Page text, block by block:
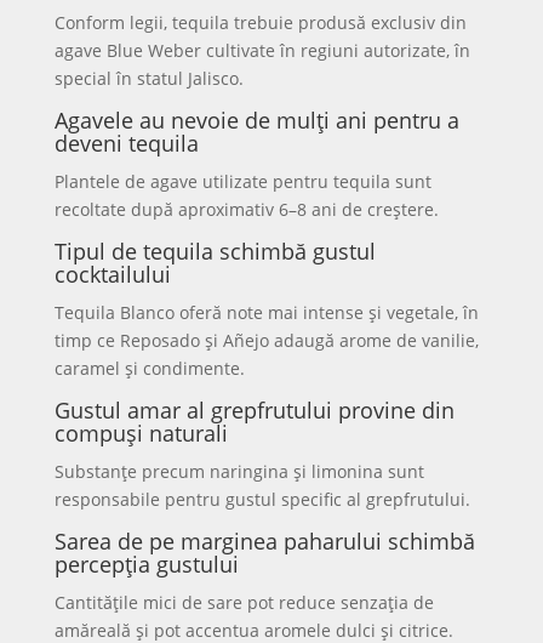
Conform legii, tequila trebuie produsă exclusiv din
agave Blue Weber cultivate în regiuni autorizate, în
special în statul Jalisco.
Agavele au nevoie de mulți ani pentru a
deveni tequila
Plantele de agave utilizate pentru tequila sunt
recoltate după aproximativ 6–8 ani de creștere.
Tipul de tequila schimbă gustul
cocktailului
Tequila Blanco oferă note mai intense și vegetale, în
timp ce Reposado și Añejo adaugă arome de vanilie,
caramel și condimente.
Gustul amar al grepfrutului provine din
compuși naturali
Substanțe precum naringina și limonina sunt
responsabile pentru gustul specific al grepfrutului.
Sarea de pe marginea paharului schimbă
percepția gustului
Cantitățile mici de sare pot reduce senzația de
amăreală și pot accentua aromele dulci și citrice.